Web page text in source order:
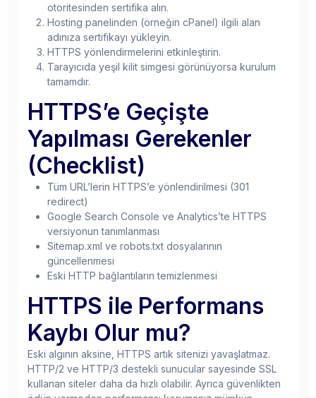
otoritesinden sertifika alın.
Hosting panelinden (örneğin cPanel) ilgili alan
adınıza sertifikayı yükleyin.
HTTPS yönlendirmelerini etkinleştirin.
Tarayıcıda yeşil kilit simgesi görünüyorsa kurulum
tamamdır.
HTTPS’e Geçişte
Yapılması Gerekenler
(Checklist)
Tüm URL’lerin HTTPS’e yönlendirilmesi (301
redirect)
Google Search Console ve Analytics’te HTTPS
versiyonun tanımlanması
Sitemap.xml ve robots.txt dosyalarının
güncellenmesi
Eski HTTP bağlantıların temizlenmesi
HTTPS ile Performans
Kaybı Olur mu?
Eski algının aksine, HTTPS artık sitenizi yavaşlatmaz.
HTTP/2 ve HTTP/3 destekli sunucular sayesinde SSL
kullanan siteler daha da hızlı olabilir. Ayrıca güvenlikten